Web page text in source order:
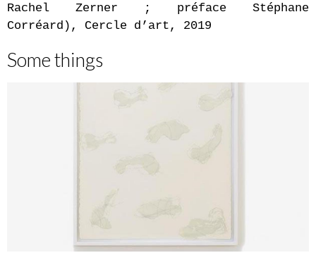
Rachel Zerner ; préface Stéphane
Corréard), Cercle d’art, 2019
Some things